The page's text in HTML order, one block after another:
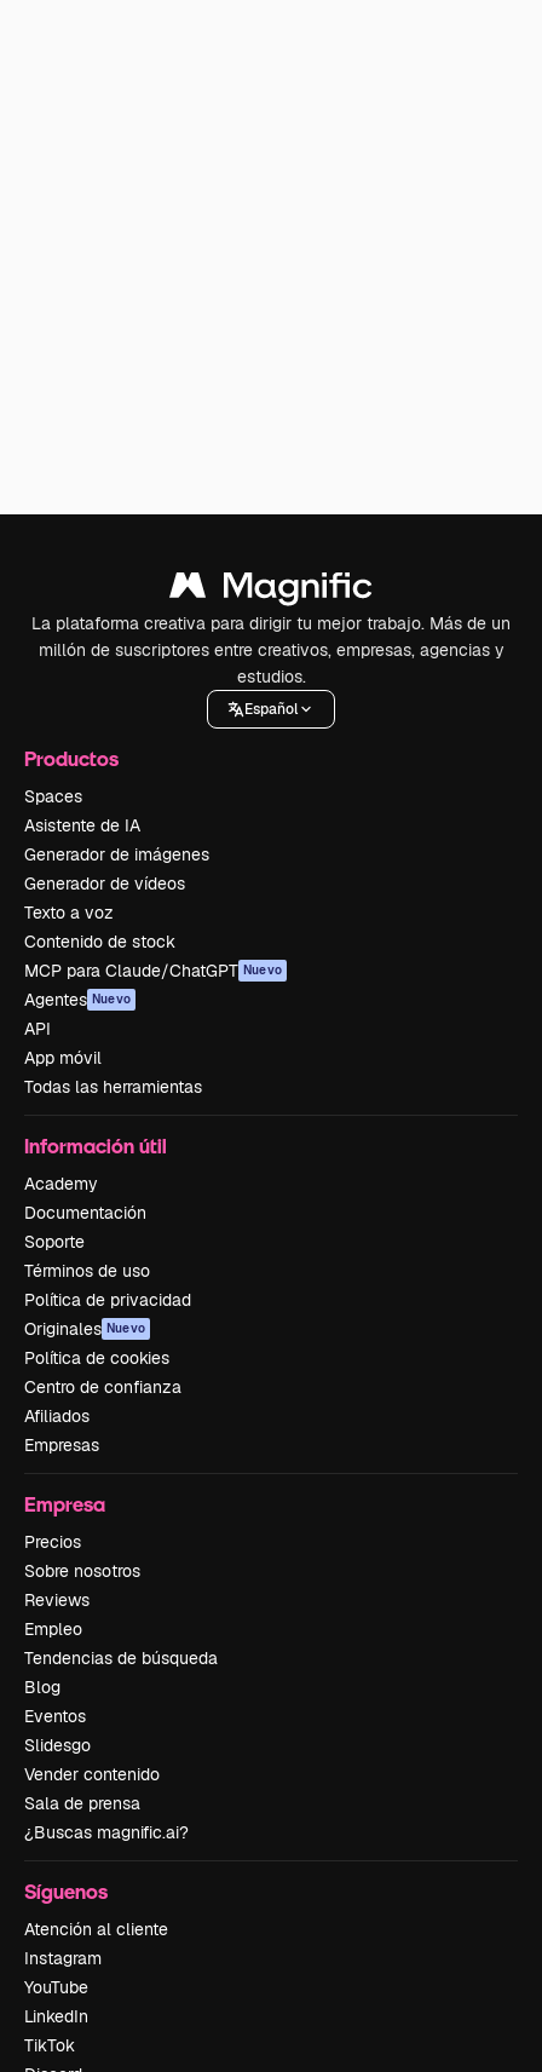
La plataforma creativa para dirigir tu mejor trabajo. Más de un
millón de suscriptores entre creativos, empresas, agencias y
estudios.
Español
Productos
Spaces
Asistente de IA
Generador de imágenes
Generador de vídeos
Texto a voz
Contenido de stock
MCP para Claude/ChatGPT Nuevo
Agentes Nuevo
API
App móvil
Todas las herramientas
Información útil
Academy
Documentación
Soporte
Términos de uso
Política de privacidad
Originales Nuevo
Política de cookies
Centro de confianza
Afiliados
Empresas
Empresa
Precios
Sobre nosotros
Reviews
Empleo
Tendencias de búsqueda
Blog
Eventos
Slidesgo
Vender contenido
Sala de prensa
¿Buscas magnific.ai?
Síguenos
Atención al cliente
Instagram
YouTube
LinkedIn
TikTok